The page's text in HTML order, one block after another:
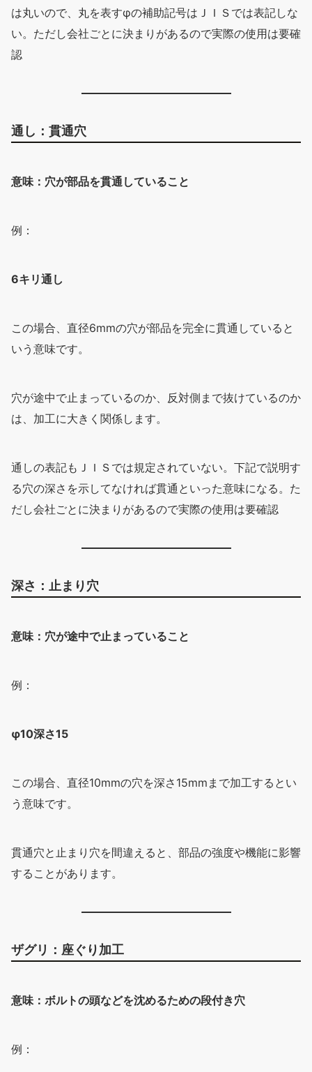
は丸いので、丸を表すφの補助記号はＪＩＳでは表記しな
い。ただし会社ごとに決まりがあるので実際の使用は要確
認
通し：貫通穴
意味：穴が部品を貫通していること
例：
6キリ通し
この場合、直径6mmの穴が部品を完全に貫通していると
いう意味です。
穴が途中で止まっているのか、反対側まで抜けているのか
は、加工に大きく関係します。
通しの表記もＪＩＳでは規定されていない。下記で説明す
る穴の深さを示してなければ貫通といった意味になる。た
だし会社ごとに決まりがあるので実際の使用は要確認
深さ：止まり穴
意味：穴が途中で止まっていること
例：
φ10深さ15
この場合、直径10mmの穴を深さ15mmまで加工するとい
う意味です。
貫通穴と止まり穴を間違えると、部品の強度や機能に影響
することがあります。
ザグリ：座ぐり加工
意味：ボルトの頭などを沈めるための段付き穴
例：